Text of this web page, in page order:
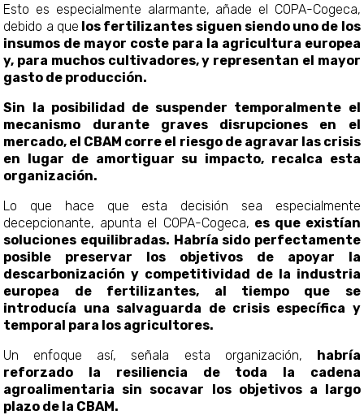
Esto es especialmente alarmante, añade el COPA-Cogeca,
debido a que los fertilizantes siguen siendo uno de los
insumos de mayor coste para la agricultura europea
y, para muchos cultivadores, y representan el mayor
gasto de producción.
Sin la posibilidad de suspender temporalmente el
mecanismo durante graves disrupciones en el
mercado, el CBAM corre el riesgo de agravar las crisis
en lugar de amortiguar su impacto, recalca esta
organización.
Lo que hace que esta decisión sea especialmente
decepcionante, apunta el COPA-Cogeca, es que existían
soluciones equilibradas. Habría sido perfectamente
posible preservar los objetivos de apoyar la
descarbonización y competitividad de la industria
europea de fertilizantes, al tiempo que se
introducía una salvaguarda de crisis específica y
temporal para los agricultores.
Un enfoque así, señala esta organización, habría
reforzado la resiliencia de toda la cadena
agroalimentaria sin socavar los objetivos a largo
plazo de la CBAM.